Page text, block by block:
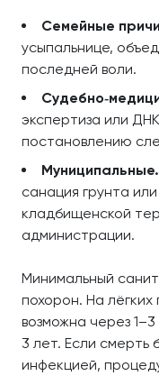
Семейные
усыпальнице,
последней воли.
экспертиза или
постановлению
Муниципальные.
санация грунта
кладбищенской
администрации.
Минимальный
похорон. На лёгких
возможна через
3 лет. Если смерть
инфекцией,